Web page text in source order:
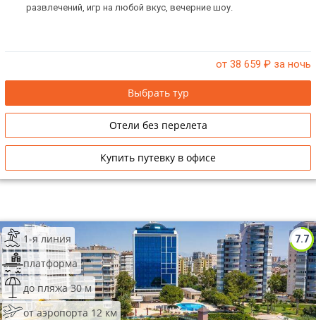
развлечений, игр на любой вкус, вечерние шоу.
от 38 659 ₽ за ночь
Выбрать тур
Отели без перелета
Купить путевку в офисе
7.7
1-я линия
платформа
до пляжа 30 м
от аэропорта 12 км